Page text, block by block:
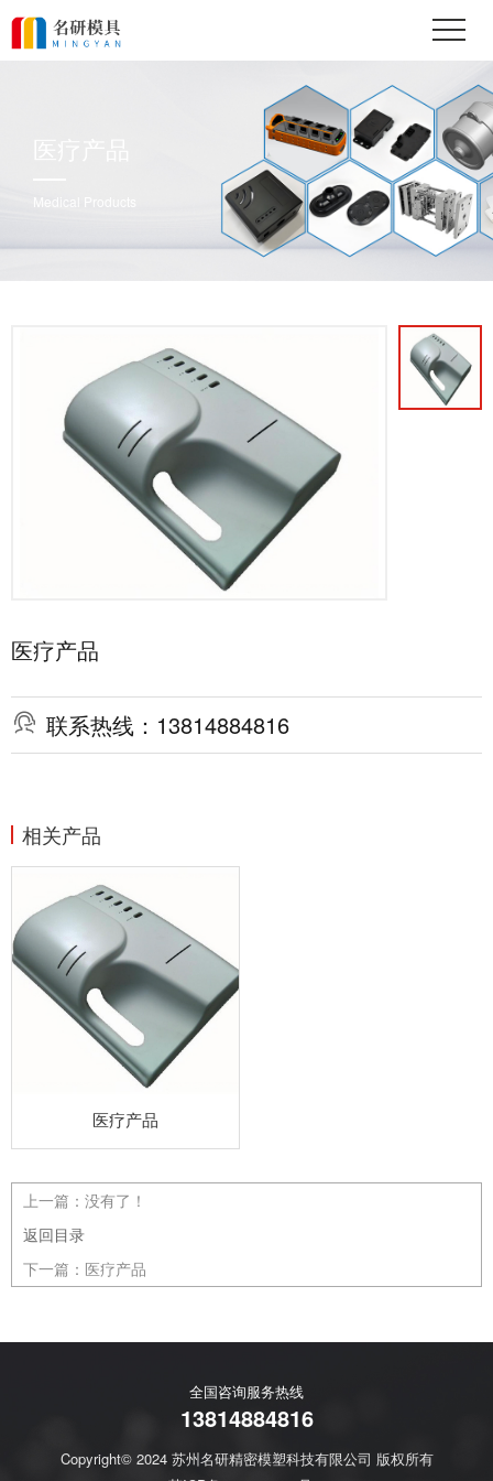
Medical Products
医疗产品
 联系热线：13814884816
相关产品
医疗产品
上一篇： 没有了！
返回目录
下一篇： 医疗产品
全国咨询服务热线
13814884816
Copyright© 2024 苏州名研精密模塑科技有限公司 版权所有